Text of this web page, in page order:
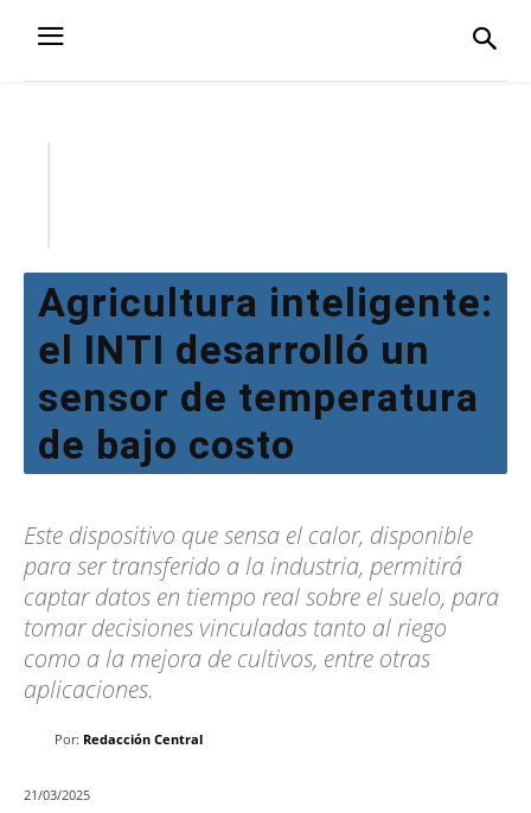
Agricultura inteligente:
el INTI desarrolló un
sensor de temperatura
de bajo costo
Este dispositivo que sensa el calor, disponible
para ser transferido a la industria, permitirá
captar datos en tiempo real sobre el suelo, para
tomar decisiones vinculadas tanto al riego
como a la mejora de cultivos, entre otras
aplicaciones.
Por: Redacción Central
21/03/2025